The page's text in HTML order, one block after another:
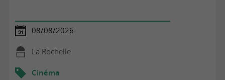
08/08/2026
La Rochelle
Cinéma